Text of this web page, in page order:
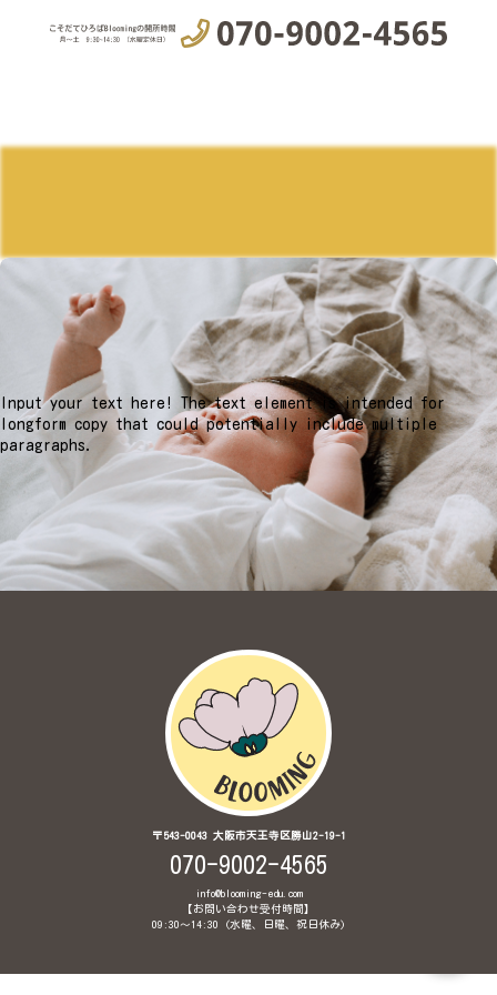
Input your text here! The text element is intended for
longform copy that could potentially include multiple
paragraphs.
〒543-0043 大阪市天王寺区勝山2-19-1
070-9002-4565
info@blooming-edu.com
【お問い合わせ受付時間】
09:30〜14:30 (水曜、日曜、祝日休み)